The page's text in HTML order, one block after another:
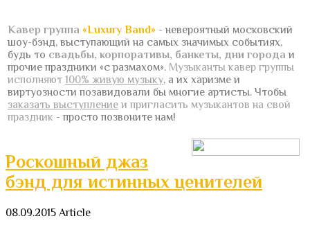
Кавер группа «Luxury Band» - невероятный московский
шоу-бэнд, выступающий на самых значимых событиях,
будь то свадьбы, корпоративы, банкеты, дни города и
прочие праздники «с размахом». Музыканты кавер группы
исполняют 100% живую музыку, а их харизме и
виртуозности позавидовали бы многие артисты.Чтобы
заказать выступлениеи пригласить музыкантов на свой
праздник - просто позвоните нам!
Роскошный джаз
бэнд для истинных ценителей
08.09.2015 Article